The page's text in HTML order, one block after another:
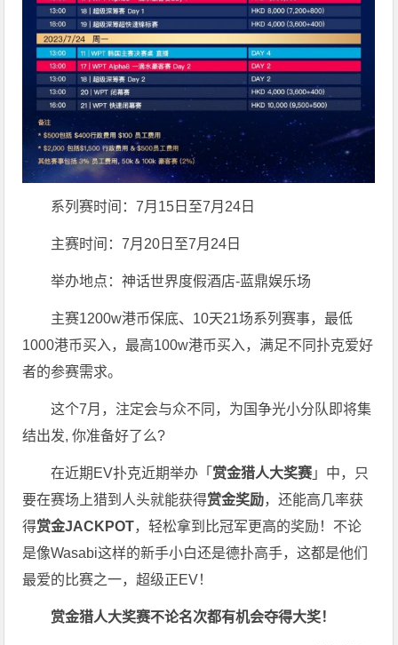
系列赛时间：7月15日至7月24日
主赛时间：7月20日至7月24日
举办地点：神话世界度假酒店-蓝鼎娱乐场
主赛1200w港币保底、10天21场系列赛事，最低
1000港币买入，最高100w港币买入，满足不同扑克爱好
者的参赛需求。
这个7月，注定会与众不同，为国争光小分队即将集
结出发, 你准备好了么?
在近期EV扑克近期举办「 赏金猎人大奖赛」中，只
要在赛场上猎到人头就能获得赏金奖励，还能高几率获
得赏金JACKPOT，轻松拿到比冠军更高的奖励！不论
是像Wasabi这样的新手小白还是德扑高手，这都是他们
最爱的比赛之一，超级正EV！
赏金猎人大奖赛不论名次都有机会夺得大奖！